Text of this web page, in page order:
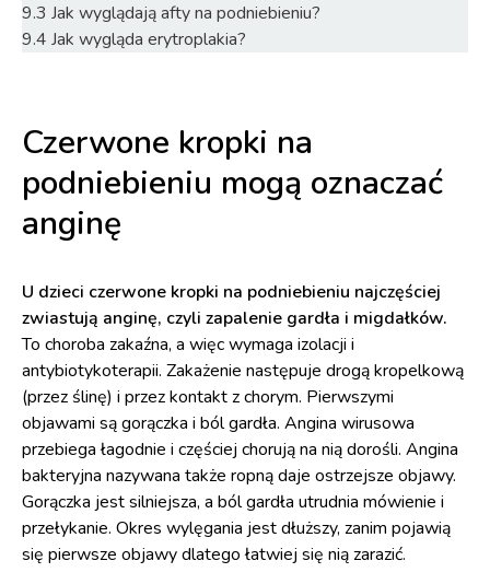
9.3 Jak wyglądają afty na podniebieniu?
9.4 Jak wygląda erytroplakia?
Czerwone kropki na
podniebieniu mogą oznaczać
anginę
U dzieci czerwone kropki na podniebieniu najczęściej
zwiastują anginę, czyli zapalenie gardła i migdałków.
To choroba zakaźna, a więc wymaga izolacji i
antybiotykoterapii. Zakażenie następuje drogą kropelkową
(przez ślinę) i przez kontakt z chorym. Pierwszymi
objawami są gorączka i ból gardła. Angina wirusowa
przebiega łagodnie i częściej chorują na nią dorośli. Angina
bakteryjna nazywana także ropną daje ostrzejsze objawy.
Gorączka jest silniejsza, a ból gardła utrudnia mówienie i
przełykanie. Okres wylęgania jest dłuższy, zanim pojawią
się pierwsze objawy dlatego łatwiej się nią zarazić.